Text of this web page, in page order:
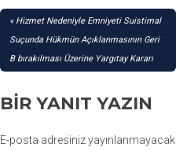
YAZI
GEZINMESI
Hizmet Nedeniyle Emniyeti Suistimal
Suçunda Hükmün Açıklanmasının Geri
B bırakılması Üzerine Yargıtay Kararı
BIR YANIT YAZIN
E-posta adresiniz yayınlanmayacak.